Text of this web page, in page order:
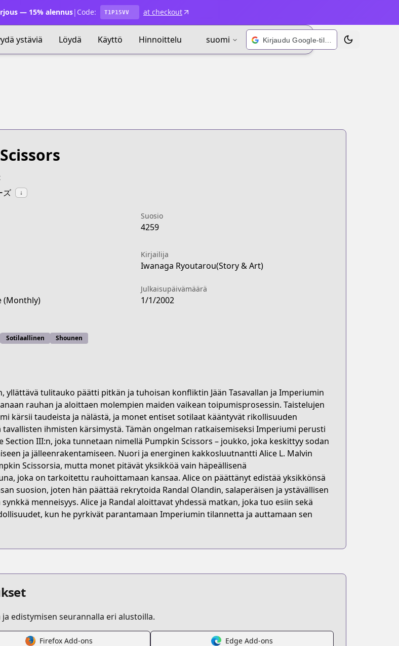
— 15% alennus| Code: T1P15VV at checkout
ystäviä Löydä Käyttö Hinnoittelu suomi Kirjaudu Google-tilillä Vaihda teema
ズ ↓
Suosio
4259
Kirjailija
Iwanaga Ryoutarou(Story & Art)
(Monthly)
Julkaisupäivämäärä
1/1/2002
Sotilaallinen Shounen
yllättävä tulitauko päätti pitkän ja tuhoisan konfliktin Jään Tasavallan ja Imperiumin
rauhan ja aloittaen molempien maiden vaikean toipumisprosessin. Taistelujen
kärsii taudeista ja nälästä, ja monet entiset sotilaat kääntyvät rikollisuuden
tavallisten ihmisten kärsimystä. Tämän ongelman ratkaisemiseksi Imperiumi perusti
Section III:n, joka tunnetaan nimellä Pumpkin Scissors – joukko, joka keskittyy sodan
ja jälleenrakentamiseen. Nuori ja energinen kakkosluutnantti Alice L. Malvin
Scissorsia, mutta monet pitävät yksikköä vain häpeällisenä
joka on tarkoitettu rauhoittamaan kansaa. Alice on päättänyt edistää yksikkönsä
suosion, joten hän päättää rekrytoida Randal Olandin, salaperäisen ja ystävällisen
menneisyys. Alice ja Randal aloittavat yhdessä matkan, joka tuo esiin sekä
kun he pyrkivät parantamaan Imperiumin tilannetta ja auttamaan sen
edistymisen seurannalla eri alustoilla.
Firefox Add-ons Edge Add-ons